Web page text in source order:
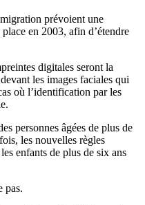
prévoient une
en 2003, afin d’étendre
digitales seront la
les images faciales qui
où l’identification par les
personnes âgées de plus de
les nouvelles règles
enfants de plus de six ans
pas.